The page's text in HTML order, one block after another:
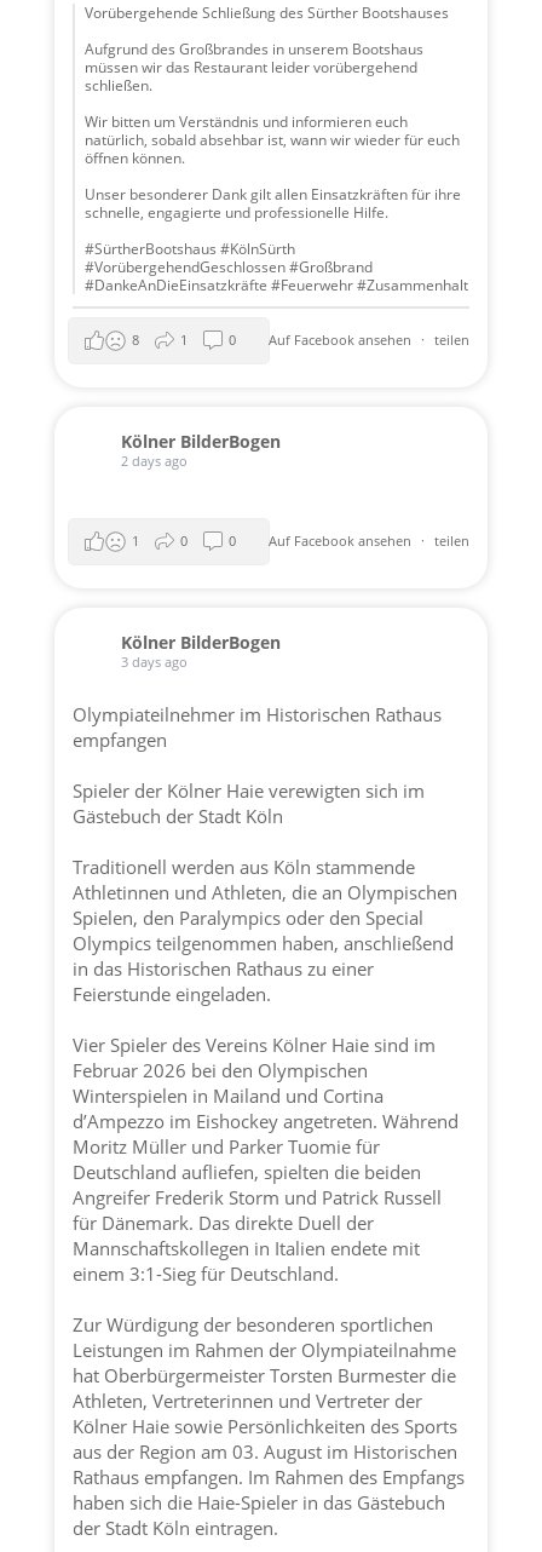
Vorübergehende Schließung des Sürther Bootshauses
Aufgrund des Großbrandes in unserem Bootshaus
müssen wir das Restaurant leider vorübergehend
schließen.
Wir bitten um Verständnis und informieren euch
natürlich, sobald absehbar ist, wann wir wieder für euch
öffnen können.
Unser besonderer Dank gilt allen Einsatzkräften für ihre
schnelle, engagierte und professionelle Hilfe.
#SürtherBootshaus #KölnSürth
#VorübergehendGeschlossen #Großbrand
#DankeAnDieEinsatzkräfte #Feuerwehr #Zusammenhalt
Auf Facebook ansehen · teilen
8 1 0
Kölner BilderBogen
2 days ago
Auf Facebook ansehen · teilen
1 0 0
Kölner BilderBogen
3 days ago
Olympiateilnehmer im Historischen Rathaus
empfangen
Spieler der Kölner Haieverewigten sich im
Gästebuch der Stadt Köln
Traditionell werden aus Köln stammende
Athletinnen und Athleten, die an Olympischen
Spielen, den Paralympics oder den Special
Olympics teilgenommen haben, anschließend
in das Historischen Rathaus zu einer
Feierstunde eingeladen.
Vier Spieler des Vereins Kölner Haiesind im
Februar 2026 bei den Olympischen
Winterspielen in Mailand und Cortina
d’Ampezzo im Eishockey angetreten. Während
Moritz Müller und Parker Tuomie für
Deutschland aufliefen, spielten die beiden
Angreifer Frederik Storm und Patrick Russell
für Dänemark. Das direkte Duell der
Mannschaftskollegen in Italien endete mit
einem 3:1-Sieg für Deutschland.
Zur Würdigung der besonderen sportlichen
Leistungen im Rahmen der Olympiateilnahme
hat Oberbürgermeister Torsten Burmester die
Athleten, Vertreterinnen und Vertreter der
Kölner Haiesowie Persönlichkeiten des Sports
aus der Region am 03. August im Historischen
Rathaus empfangen. Im Rahmen des Empfangs
haben sich die Haie-Spieler in das Gästebuch
der Stadt Köln eintragen.